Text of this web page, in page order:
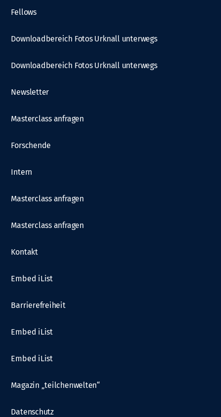
Fellows
Downloadbereich Fotos Urknall unterwegs
Downloadbereich Fotos Urknall unterwegs
Newsletter
Masterclass anfragen
Forschende
Intern
Masterclass anfragen
Masterclass anfragen
Kontakt
Embed iList
Barrierefreiheit
Embed iList
Embed iList
Magazin „teilchenwelten“
Datenschutz